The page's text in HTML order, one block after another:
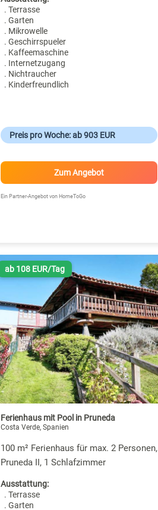
. Terrasse
. Garten
. Mikrowelle
. Geschirrspueler
. Kaffeemaschine
. Internetzugang
. Nichtraucher
. Kinderfreundlich
Preis pro Woche: ab 903 EUR
Zum Angebot
Ein Partner-Angebot von HomeToGo
ab 108 EUR/Tag
Ferienhaus mit Pool in Pruneda
Costa Verde, Spanien
100 m² Ferienhaus für max. 2 Personen,
Pruneda II, 1 Schlafzimmer
Ausstattung:
. Terrasse
. Garten